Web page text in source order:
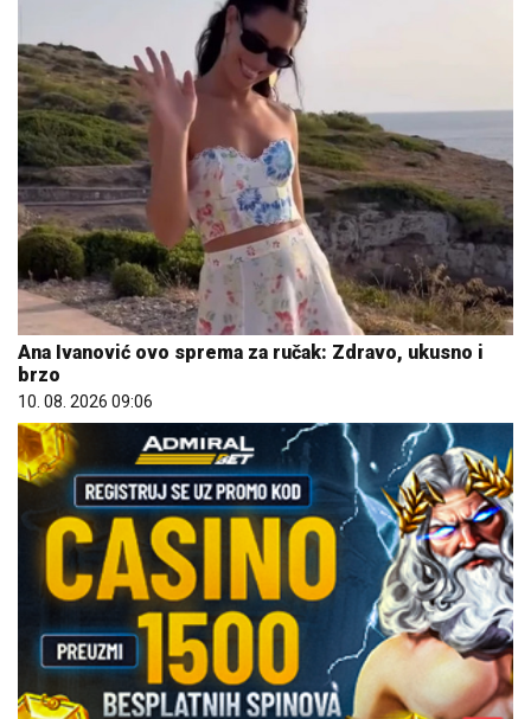
Ana Ivanović ovo sprema za ručak: Zdravo, ukusno i
brzo
10. 08. 2026 09:06
REGISTRUJ SE UZ PROMO KOD CASINO Preuzmi 1500